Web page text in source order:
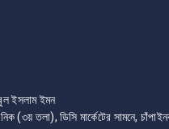
ইসলাম ইমন
(৩য় তলা), ডিসি মার্কেটের সামনে,